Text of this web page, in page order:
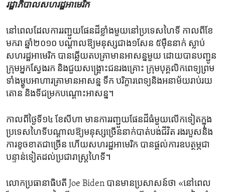
រដ្ឋាភិបាល​សហរដ្ឋ​អាមេរិក
នៅពេល​ដែលការរញ្ជួយផែនដីខ្លាំង​មួយនៅ​ប្រទេស​ហៃទី កាលពី​ខែ​
មករា​ ឆ្នាំ២០១០ បណ្តាល​ឱ្យមនុស្សជាង១សែន ៥ម៉ឺន​នាក់ ស្លាប់
សហរដ្ឋ​អាមេរិក​ បានឆ្លើយ​តបគ្រា​មានអាសន្នមួយ​ ដោយ​បានបញ្ជូន​
ក្រុម​អ្នក​ស្វែង​រក និង​ជួយ​សង្គ្រោះ​ជន​រងគ្រោះ ក្រុមបុគ្គលិក​ពេទ្យ​ព្រម​
ទាំងម្ហូបអាហារគ្រា​មាន​អាសន្ន​ ទឹក បរិក្ខារពេទ្យ​និង​អនាម័យរាប់​រយ​
តោន និងទី​ជម្រកបណ្តោះ​អាសន្ន​។
កាល​ពី​ថ្ងៃទី១៤ ខែសីហា​ មានការ​រញ្ជួយផែនដី​ធំមួយ​លើក​ទៀតក្នុង​
ប្រទេស​ហៃទីបណ្តាល​ឱ្យ​មនុស្សច្រើន​នាក់​បាត់​បង់ជីវិត រងរបួស​និង
ការខូចខាត​ជាច្រើន ហើយ​សហរដ្ឋ​អាមេរិក ​បានផ្តល់ការឧបត្ថម្ភ​ជា
បន្ទាន់ទៀតដល់​ប្រជារាស្ត្រហៃទី។
លោក​ប្រធានាធិបតី Joe Biden បានមានប្រសាសន៍ថា «នៅ​ពេល​